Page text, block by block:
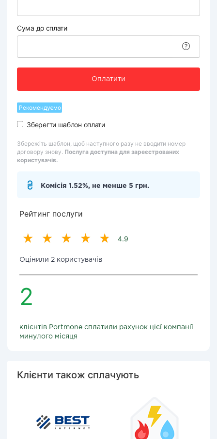
Сума до сплати
Оплатити
Рекомендуємо
Зберегти шаблон оплати
Збережіть шаблон, щоб наступного разу не вводити номер
договору знову. Послуга доступна для зареєстрованих
користувачів.
Комісія 1.52%, не менше 5 грн.
Рейтинг послуги
4.9
Оцінили 2 користувачів
2
клієнтів Portmone сплатили рахунок цієї компанії
минулого місяця
Клієнти також сплачують